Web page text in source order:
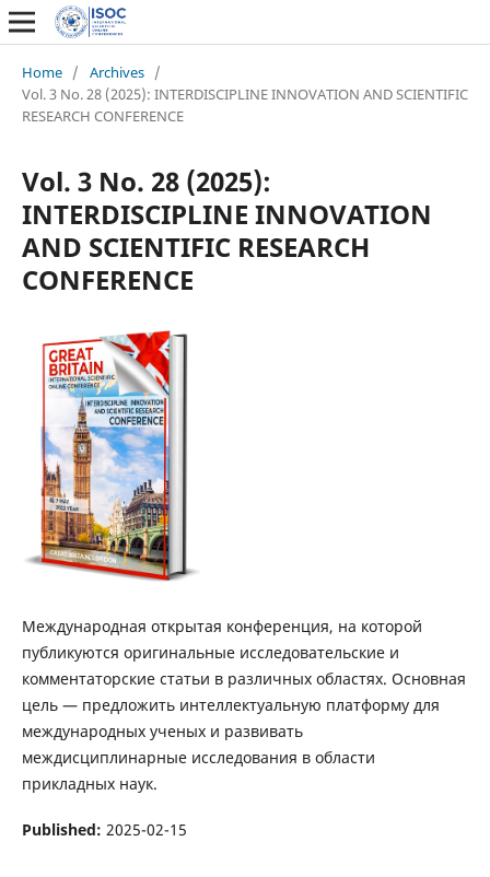
Home / Archives /
Vol. 3 No. 28 (2025): INTERDISCIPLINE INNOVATION AND SCIENTIFIC
RESEARCH CONFERENCE
Vol. 3 No. 28 (2025):
INTERDISCIPLINE INNOVATION
AND SCIENTIFIC RESEARCH
CONFERENCE
Международная открытая конференция, на которой
публикуются оригинальные исследовательские и
комментаторские статьи в различных областях. Основная
цель — предложить интеллектуальную платформу для
международных ученых и развивать
междисциплинарные исследования в области
прикладных наук.
Published: 2025-02-15